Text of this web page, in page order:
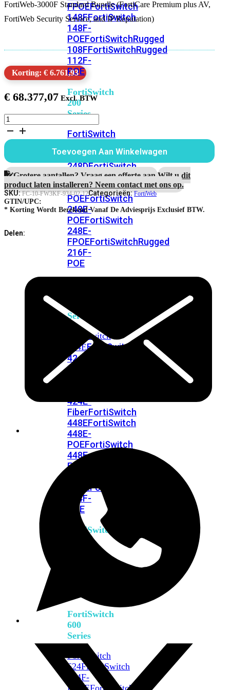
FPOEFortiSwitch
148FFortiSwitch
148F-
POEFortiSwitchRugged
108FFortiSwitchRugged
112F-
POE
FortiSwitch
200
Series
FortiSwitch
FPOEFortiSwitch
248DFortiSwitch
224EFortiswitch
224E-
POEFortiSwitch
248E-
POEFortiSwitch
248E-
FPOEFortiSwitchRugged
216F-
POE
Series
FortiSwitch
424EFortiSwitch
424E-
POE
424E-
FiberFortiSwitch
448EFortiSwitch
448E-
POEFortiSwitch
448E-
FPOE
FPOEFortiSwitchRugged
424F-
POE
FortiSwitch
FortiSwitch
600
Series
FortiSwitch
624FFortiSwitch
624F-
FPOEFortiSwitch
FortiWeb-3000F Standard Bundle (FortiCare Premium plus AV,
FortiWeb Security Service, and IP Reputation)
Korting: € 6.761,93
€ 68.377,07
FortiWeb-
3000F
jaar
Standard
Bundle
aantal
Toevoegen Aan Winkelwagen
Grotere aantallen? Vraag een offerte aan.Wilt u dit
product laten installeren? Neem contact met ons op.
SKU:FC-10-FW3KF-934-02-12Categorieën:FortiWeb
GTIN/UPC:
* Korting Wordt Berekend Vanaf De Adviesprijs Exclusief BTW.
Delen: